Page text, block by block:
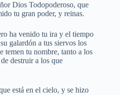
Dios Todopoderoso, que
tu gran poder, y reinas.
ha venido tu ira y el tiempo
galardón a tus siervos los
temen tu nombre, tanto a los
destruir a los que
está en el cielo, y se hizo